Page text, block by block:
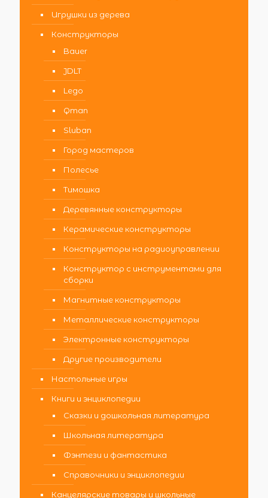
Игрушки из дерева
Конструкторы
Bauer
JDLT
Lego
Qman
Sluban
Город мастеров
Полесье
Тимошка
Деревянные конструкторы
Керамические конструкторы
Конструкторы на радиоуправлении
Конструктор с инструментами для
сборки
Магнитные конструкторы
Металлические конструкторы
Электронные конструкторы
Другие производители
Настольные игры
Книги и энциклопедии
Сказки и дошкольная литература
Школьная литература
Фэнтези и фантастика
Справочники и энциклопедии
Канцелярские товары и школьные